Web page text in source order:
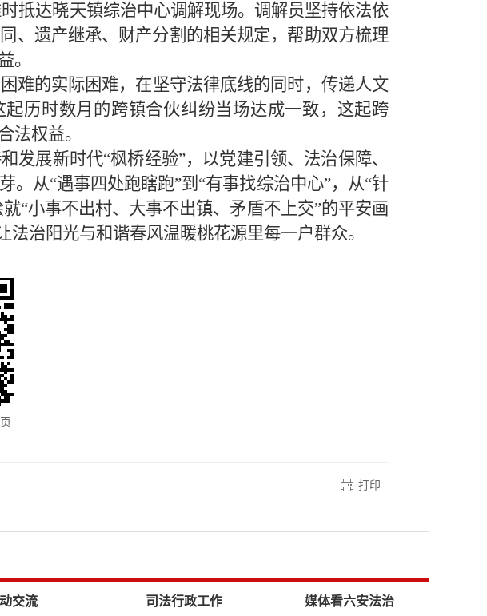
抵达晓天镇综治中心调解现场。调解员坚持依法依
、遗产继承、财产分割的相关规定，帮助双方梳理
。
难的实际困难，在坚守法律底线的同时，传递人文
历时数月的跨镇合伙纠纷当场达成一致，这起跨
法权益。
展新时代“枫桥经验”，以党建引领、法治保障、
从“遇事四处跑瞎跑”到“有事找综治中心”，从“针
“小事不出村、大事不出镇、矛盾不上交”的平安画
治阳光与和谐春风温暖桃花源里每一户群众。
打印
交流 司法行政工作 媒体看六安法治